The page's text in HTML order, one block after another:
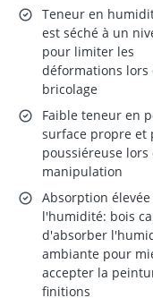
Teneur en
est séché à un
pour limiter les
déformations lors
bricolage
Faible teneur en
surface propre et
poussiéreuse lors
manipulation
Absorption
l'humidité: bois
d'absorber
ambiante pour
accepter la
finitions